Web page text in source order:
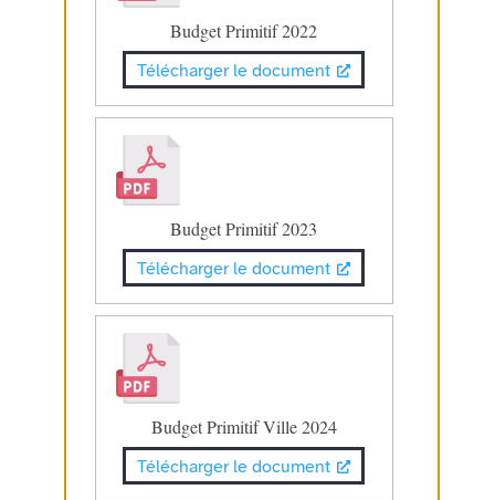
Budget Primitif 2022
Télécharger le document
Budget Primitif 2023
Télécharger le document
Budget Primitif Ville 2024
Télécharger le document